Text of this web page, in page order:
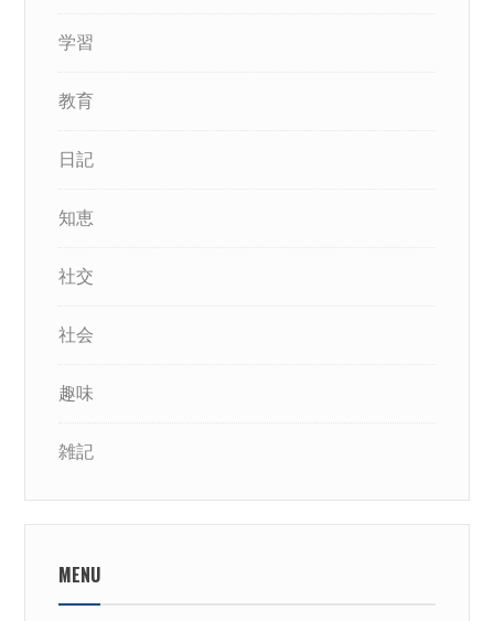
学習
教育
日記
知恵
社交
社会
趣味
雑記
MENU